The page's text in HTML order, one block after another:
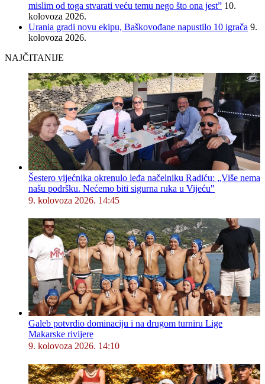
mislim od toga stvarati veću temu nego što ona jest” 10.
kolovoza 2026.
Urania gradi novu ekipu, Baškovođane napustilo 10 igrača 9.
kolovoza 2026.
NAJČITANIJE
Šestero vijećnika okrenulo leđa načelniku Radiću: „Više nema
našu podršku. Nećemo biti sigurna ruka u Vijeću"
9. kolovoza 2026. 14:45
Galeb potvrdio dominaciju i na drugom turniru Lige
Makarske rivijere
9. kolovoza 2026. 14:10